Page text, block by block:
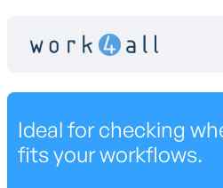
Ideal for checking
fits your workflows.